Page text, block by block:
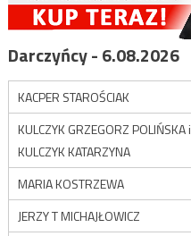
Darczyńcy - 6.08.2026
KACPER STAROŚCIAK
KULCZYK GRZEGORZ POLIŃSKA i
KULCZYK KATARZYNA
MARIA KOSTRZEWA
JERZY T MICHAJŁOWICZ